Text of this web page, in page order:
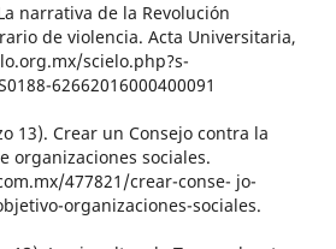
narrativa de la Revolución
de violencia. Acta Universitaria,
scielo.php?s-
62662016000400091
13). Crear un Consejo contra la
organizaciones sociales.
477821/crear-conse- jo-
organizaciones-sociales.